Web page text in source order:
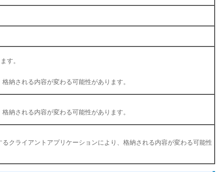
す。
納される内容が変わる可能性があります。
納される内容が変わる可能性があります。
クライアントアプリケーションにより、格納される内容が変わる可能性